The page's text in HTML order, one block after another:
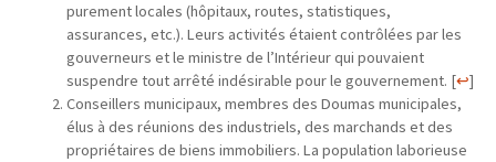
purement locales (hôpitaux, routes, statistiques,
assurances, etc.). Leurs activités étaient contrôlées par les
gouverneurs et le ministre de l’Intérieur qui pouvaient
suspendre tout arrêté indésirable pour le gouvernement. [↩]
Conseillers municipaux, membres des Doumas municipales,
élus à des réunions des industriels, des marchands et des
propriétaires de biens immobiliers. La population laborieuse